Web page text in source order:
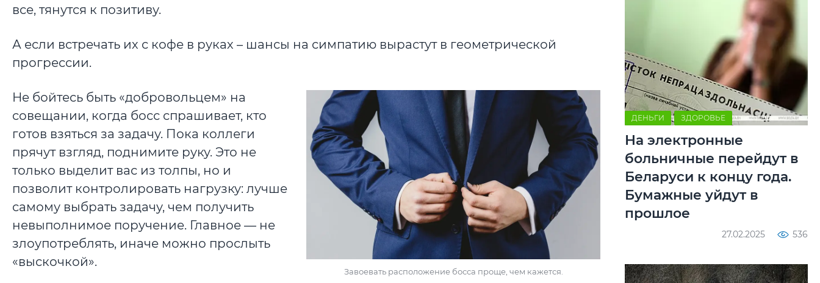
все, тянутся к позитиву.
А если встречать их с кофе в руках – шансы на симпатию вырастут в геометрической
прогрессии.
Завоевать расположение босса проще, чем кажется.
Не бойтесь быть «добровольцем» на
совещании, когда босс спрашивает, кто
готов взяться за задачу. Пока коллеги
прячут взгляд, поднимите руку. Это не
только выделит вас из толпы, но и
позволит контролировать нагрузку: лучше
самому выбрать задачу, чем получить
невыполнимое поручение. Главное — не
злоупотреблять, иначе можно прослыть
«выскочкой».
ДЕНЬГИ ЗДОРОВЬЕ
На электронные
больничные перейдут в
Беларуси к концу года.
Бумажные уйдут в
прошлое
27.02.2025 536